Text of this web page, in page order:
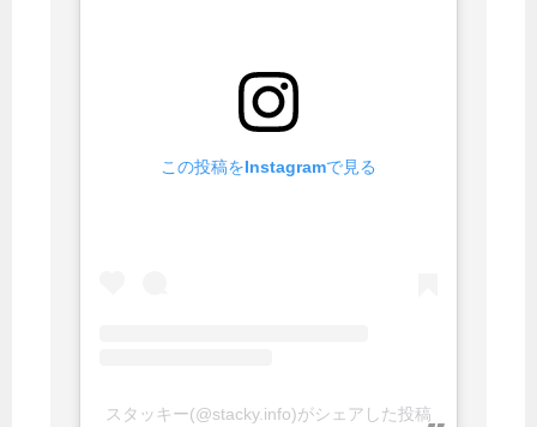
この投稿をInstagramで見る
スタッキー(@stacky.info)がシェアした投稿